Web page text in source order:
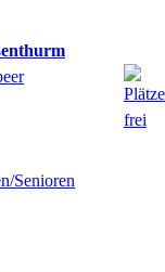
Senioren